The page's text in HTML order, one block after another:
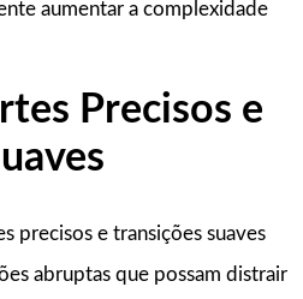
aumentar a complexidade
Precisos e
precisos e transições suaves
abruptas que possam distrair